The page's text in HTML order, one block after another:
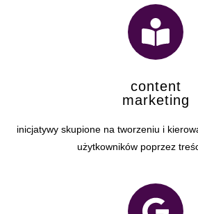
content
marketing
inicjatywy skupione na tworzeniu i
użytkowników poprzez